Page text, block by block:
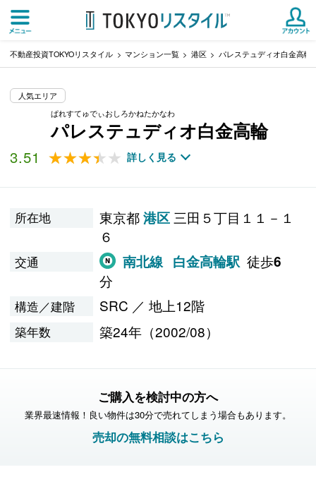
不動産投資TOKYOリスタイル マンション一覧 港区 パレステュディオ白金高輪
人気エリア
ぱれすてゅでぃおしろかねたかなわ
パレステュディオ白金高輪
3.51 ★★★★★
★★★★★ 詳しく見る
所在地 東京都港区 三田５丁目１１－１
６
交通 南北線 白金高輪駅 徒歩6
分
構造／建階 SRC ／ 地上12階
築年数 築24年（2002/08）
ご購入を検討中の方へ
業界最速情報！良い物件は30分で売れてしまう場合もあります。
売却の無料相談はこちら